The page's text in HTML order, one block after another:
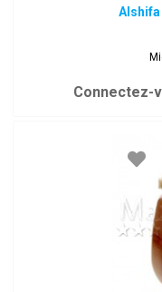
Alshifa
Connectez-